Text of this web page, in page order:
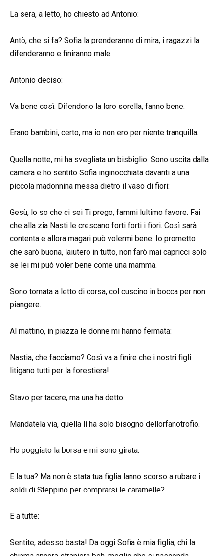
La sera, a letto, ho chiesto ad Antonio:
Antò, che si fa? Sofia la prenderanno di mira, i ragazzi la
difenderanno e finiranno male.
Antonio deciso:
Va bene così. Difendono la loro sorella, fanno bene.
Erano bambini, certo, ma io non ero per niente tranquilla.
Quella notte, mi ha svegliata un bisbiglio. Sono uscita dalla
camera e ho sentito Sofia inginocchiata davanti a una
piccola madonnina messa dietro il vaso di fiori:
Gesù, lo so che ci sei Ti prego, fammi lultimo favore. Fai
che alla zia Nasti le crescano forti forti i fiori. Così sarà
contenta e allora magari può volermi bene. Io prometto
che sarò buona, laiuterò in tutto, non farò mai capricci solo
se lei mi può voler bene come una mamma.
Sono tornata a letto di corsa, col cuscino in bocca per non
piangere.
Al mattino, in piazza le donne mi hanno fermata:
Nastia, che facciamo? Così va a finire che i nostri figli
litigano tutti per la forestiera!
Stavo per tacere, ma una ha detto:
Mandatela via, quella lì ha solo bisogno dellorfanotrofio.
Ho poggiato la borsa e mi sono girata:
E la tua? Ma non è stata tua figlia lanno scorso a rubare i
soldi di Steppino per comprarsi le caramelle?
E a tutte:
Sentite, adesso basta! Da oggi Sofia è mia figlia, chi la